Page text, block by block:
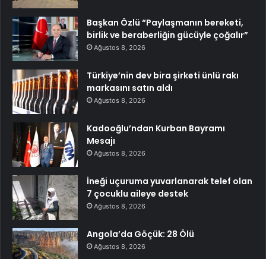
Başkan Özlü “Paylaşmanın bereketi,
birlik ve beraberliğin gücüyle çoğalır”
Ağustos 8, 2026
Türkiye’nin dev bira şirketi ünlü rakı
markasını satın aldı
Ağustos 8, 2026
Kadooğlu’ndan Kurban Bayramı
Mesajı
Ağustos 8, 2026
İneği uçuruma yuvarlanarak telef olan
7 çocuklu aileye destek
Ağustos 8, 2026
Angola’da Göçük: 28 Ölü
Ağustos 8, 2026